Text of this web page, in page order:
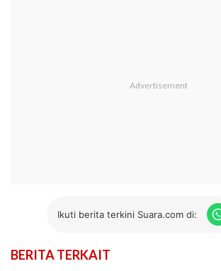
Ikuti berita terkini Suara.com di:
BERITA TERKAIT